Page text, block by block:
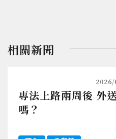
相關新聞
2026/
專法上路兩周後 外
嗎？